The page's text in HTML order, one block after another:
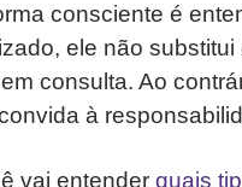
consciente é
ele não
consulta. Ao
à
vai entender quais